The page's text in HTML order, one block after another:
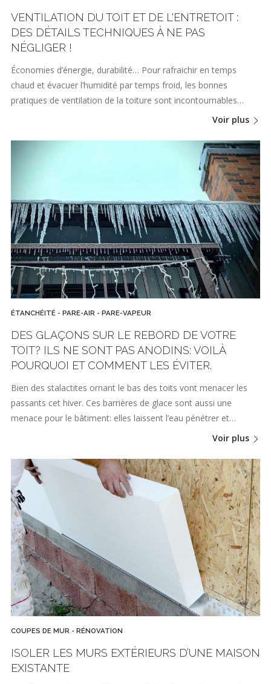
VENTILATION DU TOIT ET DE L'ENTRETOIT :
DES DÉTAILS TECHNIQUES À NE PAS
NÉGLIGER !
Économies d’énergie, durabilité… Pour rafraichir en temps
chaud et évacuer l’humidité par temps froid, les bonnes
pratiques de ventilation de la toiture sont incontournables…
Voir plus
ÉTANCHÉITÉ - PARE-AIR - PARE-VAPEUR
DES GLAÇONS SUR LE REBORD DE VOTRE
TOIT? ILS NE SONT PAS ANODINS: VOILÀ
POURQUOI ET COMMENT LES ÉVITER.
Bien des stalactites ornant le bas des toits vont menacer les
passants cet hiver. Ces barrières de glace sont aussi une
menace pour le bâtiment: elles laissent l’eau pénétrer et…
Voir plus
COUPES DE MUR - RÉNOVATION
ISOLER LES MURS EXTÉRIEURS D’UNE MAISON
EXISTANTE